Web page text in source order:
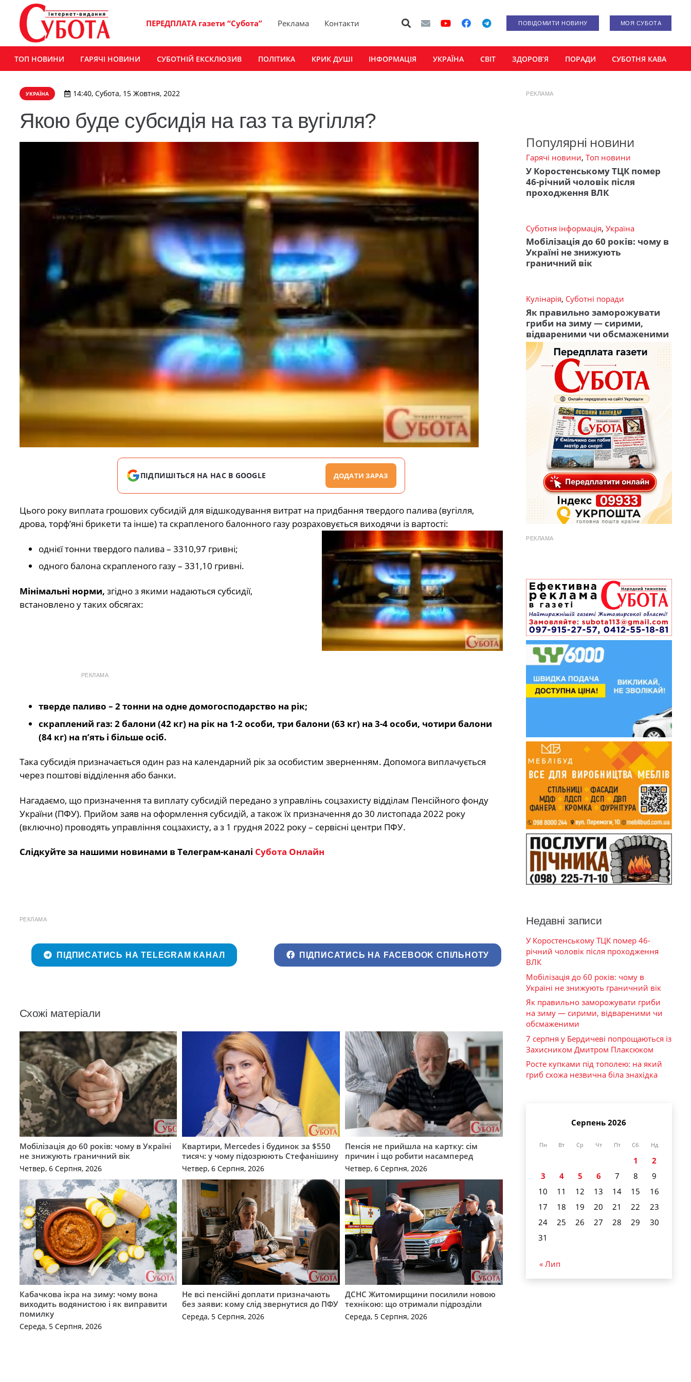
ПЕРЕДПЛАТА газети “Субота” Реклама Контакти ПОВІДОМИТИ НОВИНУ МОЯ СУБОТА
ТОП НОВИНИ ГАРЯЧІ НОВИНИ СУБОТНІЙ ЕКСКЛЮЗИВ ПОЛІТИКА КРИК ДУШІ ІНФОРМАЦІЯ УКРАЇНА СВІТ ЗДОРОВ’Я ПОРАДИ СУБОТНЯ КАВА
УКРАЇНА 14:40, Субота, 15 Жовтня, 2022
Якою буде субсидія на газ та вугілля?
ПІДПИШІТЬСЯ НА НАС В GOOGLE ДОДАТИ ЗАРАЗ
Цього року виплата грошових субсидій для відшкодування витрат на придбання твердого палива (вугілля,
дрова, торф’яні брикети та інше) та скрапленого балонного газу розраховується виходячи із вартості:
однієї тонни твердого палива – 3310,97 гривні;
одного балона скрапленого газу – 331,10 гривні.
Мінімальні норми, згідно з якими надаються субсидії,
встановлено у таких обсягах:
РЕКЛАМА
тверде паливо – 2 тонни на одне домогосподарство на рік;
скраплений газ: 2 балони (42 кг) на рік на 1-2 особи, три балони (63 кг) на 3-4 особи, чотири балони
(84 кг) на п’ять і більше осіб.
Така субсидія призначається один раз на календарний рік за особистим зверненням. Допомога виплачується
через поштові відділення або банки.
Нагадаємо, що призначення та виплату субсидій передано з управлінь соцзахисту відділам Пенсійного фонду
України (ПФУ). Прийом заяв на оформлення субсидій, а також їх призначення до 30 листопада 2022 року
(включно) проводять управління соцзахисту, а з 1 грудня 2022 року – сервісні центри ПФУ.
Слідкуйте за нашими новинами в Телеграм-каналі Субота Онлайн
РЕКЛАМА
ПІДПИСАТИСЬ НА TELEGRAM КАНАЛ ПІДПИСАТИСЬ НА FACEBOOK СПІЛЬНОТУ
Схожі матеріали
Мобілізація до 60 років: чому в Україні
не знижують граничний вік
Четвер, 6 Серпня, 2026
Квартири, Mercedes і будинок за $550
тисяч: у чому підозрюють Стефанішину
Четвер, 6 Серпня, 2026
Пенсія не прийшла на картку: сім
причин і що робити насамперед
Четвер, 6 Серпня, 2026
Кабачкова ікра на зиму: чому вона
виходить водянистою і як виправити
помилку
Середа, 5 Серпня, 2026
Не всі пенсійні доплати призначають
без заяви: кому слід звернутися до ПФУ
Середа, 5 Серпня, 2026
ДСНС Житомирщини посилили новою
технікою: що отримали підрозділи
Середа, 5 Серпня, 2026
РЕКЛАМА
Популярні новини
Гарячі новини, Топ новини
У Коростенському ТЦК помер
46-річний чоловік після
проходження ВЛК
Суботня інформація, Україна
Мобілізація до 60 років: чому в
Україні не знижують
граничний вік
Кулінарія, Суботні поради
Як правильно заморожувати
гриби на зиму — сирими,
відвареними чи обсмаженими
РЕКЛАМА
Недавні записи
У Коростенському ТЦК помер 46-
річний чоловік після проходження
ВЛК
Мобілізація до 60 років: чому в
Україні не знижують граничний вік
Як правильно заморожувати гриби
на зиму — сирими, відвареними чи
обсмаженими
7 серпня у Бердичеві попрощаються із
Захисником Дмитром Плаксюком
Росте купками під тополею: на який
гриб схожа незвична біла знахідка
Серпень 2026
Пн Вт Ср Чт Пт Сб Нд
1
2
3
4 5 6 7 8
9
10
11 12 13 14 15
16
17
18 19 20 21 22
23
24
25 26 27 28 29
30
31
« Лип